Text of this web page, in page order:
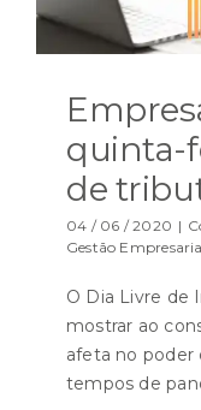
quinta-
de
04 / 06 / 2020 |
Gestão
O Dia Livre de
mostrar ao
afeta no poder
tempos de